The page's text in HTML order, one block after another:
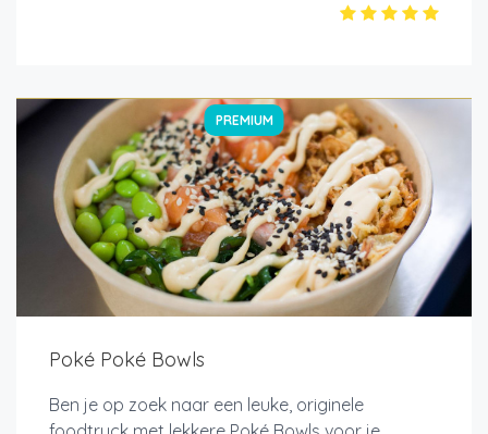
PREMIUM
Poké Poké Bowls
Ben je op zoek naar een leuke, originele